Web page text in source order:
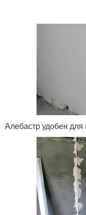
Алебастр удобен для